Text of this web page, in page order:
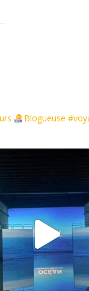
Blogueuse